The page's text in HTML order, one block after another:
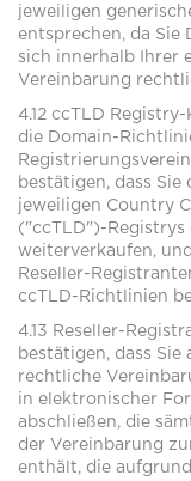
jeweiligen
entsprechen, da Sie
sich innerhalb Ihrer
Vereinbarung
4.12 ccTLD
die Domain-
bestätigen, dass
jeweiligen Country
("ccTLD")-Registrys
weiterverkaufen,
Reseller-
ccTLD-Richtlinien
4.13 Reseller-
bestätigen, dass Sie
rechtliche
in elektronischer
abschließen, die
der Vereinbarung
enthält, die